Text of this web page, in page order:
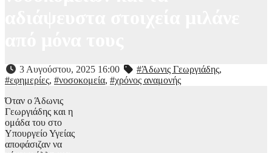
3 Αυγούστου, 2025 16:00 #Άδωνις Γεωργιάδης,
#εφημερίες, #νοσοκομεία, #χρόνος αναμονής
Όταν ο Άδωνις
Γεωργιάδης και η
ομάδα του στο
Υπουργείο Υγείας
αποφάσιζαν να